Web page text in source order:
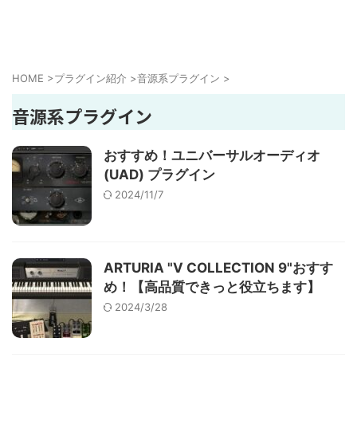
HOME >プラグイン紹介 >音源系プラグイン >
音源系プラグイン
おすすめ！ユニバーサルオーディオ
(UAD) プラグイン
2024/11/7
ARTURIA "V COLLECTION 9"おすす
め！【高品質できっと役立ちます】
2024/3/28